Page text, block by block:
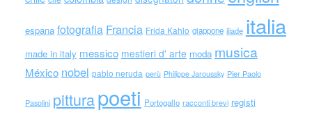
espana fotografia Francia Frida Kahlo giappone iliade italia
made in italy messico mestieri d' arte moda musica
México nobel pablo neruda perù Philippe Jaroussky Pier Paolo
Pasolini pitturapoeti Portogallo racconti brevi registi